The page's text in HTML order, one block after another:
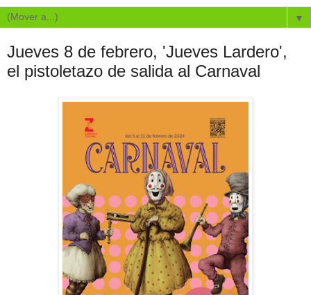
▼
Jueves 8 de febrero, 'Jueves Lardero',
el pistoletazo de salida al Carnaval